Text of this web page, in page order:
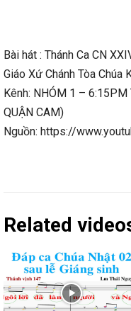
Bài hát : Thánh Ca CN
Giáo Xứ Chánh Tòa Chúa
Kênh: NHÓM 1 – 6:15PM
QUẬN CAM)
Nguồn: https://
Related